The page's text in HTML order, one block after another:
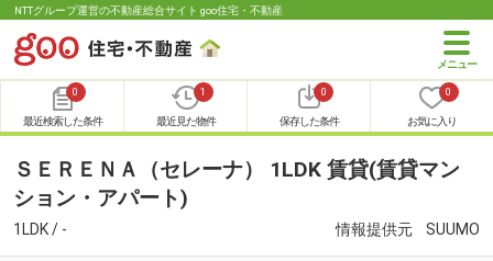
NTTグループ運営の不動産総合サイト goo住宅・不動産
0
最近検索した条件
1
最近見た物件
0
保存した条件
0
お気に入り
ＳＥＲＥＮＡ（セレーナ） 1LDK 賃貸(賃貸マン
ション・アパート)
1LDK / - 情報提供元 SUUMO